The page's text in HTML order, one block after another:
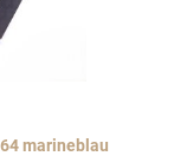
marineblau